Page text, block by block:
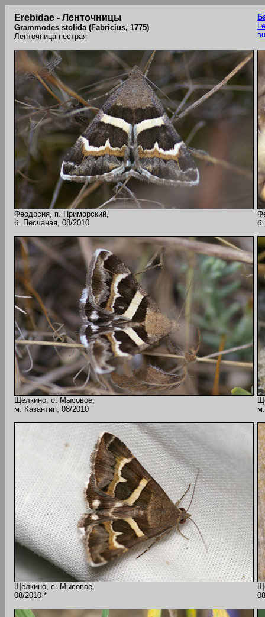
Erebidae - Ленточницы
Grammodes stolida (Fabricius, 1775)
Ленточница пёстрая
Феодосия, п. Приморский,
б. Песчаная, 08/2010
Щёлкино, с. Мысовое,
м. Казантип, 08/2010
Щёлкино, с. Мысовое,
08/2010 *